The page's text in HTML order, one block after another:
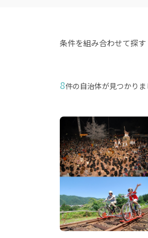
条件を組み合わせて探す
8件の自治体が見つかりま